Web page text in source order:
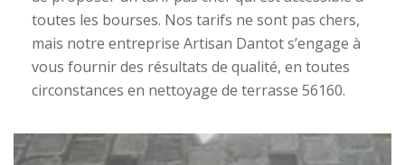
toutes les bourses. Nos tarifs ne sont pas chers,
mais notre entreprise Artisan Dantot s’engage à
vous fournir des résultats de qualité, en toutes
circonstances en nettoyage de terrasse 56160.